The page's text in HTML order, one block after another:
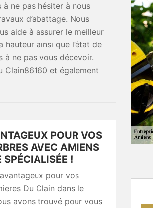
à ne pas hésiter à nous
d’abattage. Nous
aide à assurer le meilleur
hauteur ainsi que l’état de
à ne pas vous décevoir.
Clain86160 et également
POUR VOS
AVEC AMIENS
SPÉCIALISÉE !
pour vos
Du Clain dans le
avons trouvé pour vous